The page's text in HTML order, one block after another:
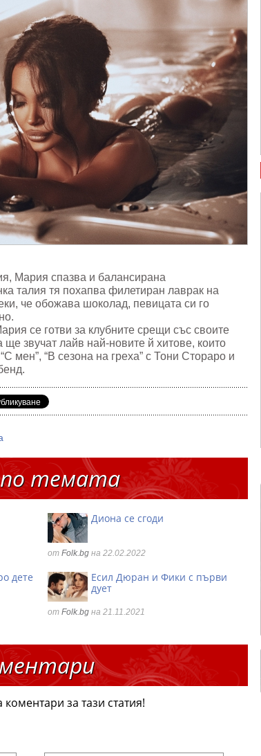
Мария спазва и балансирана
талия тя похапва филетиран лаврак на
че обожава шоколад, певицата си го
се готви за клубните срещи със своите
звучат лайв най-новите й хитове, които
мен”, “В сезона на греха” с Тони Стораро и
темата
Диона се сгоди
от Folk.bg на 22.02.2022
дете
Есил Дюран и Фики с първи
дует
от Folk.bg на 21.11.2021
за тази статия!